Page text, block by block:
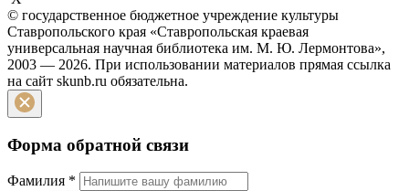
© государственное бюджетное учреждение культуры
Ставропольского края «Ставропольская краевая
универсальная научная библиотека им. М. Ю. Лермонтова»,
2003 — 2026. При использовании материалов прямая ссылка
на сайт skunb.ru обязательна.
Форма обратной связи
Фамилия *